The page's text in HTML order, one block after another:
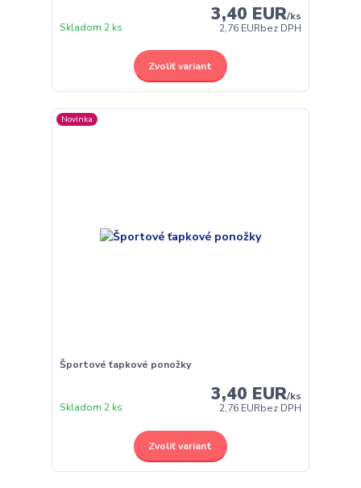
3,40 EUR/ks
2,76 EURbez DPH
Skladom 2 ks
Zvoliť variant
Novinka
Športové ťapkové ponožky
3,40 EUR/ks
2,76 EURbez DPH
Skladom 2 ks
Zvoliť variant